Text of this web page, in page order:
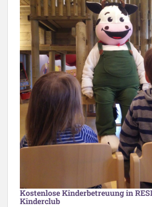
Kostenlose Kinderbetreuung in
Kinderclub